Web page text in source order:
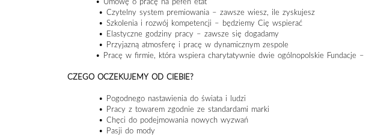
• Umowę o pracę na pełen etat
• Czytelny system premiowania – zawsze wiesz, ile zyskujesz
• Szkolenia i rozwój kompetencji – będziemy Cię wspierać
• Elastyczne godziny pracy – zawsze się dogadamy
• Przyjazną atmosferę i pracę w dynamicznym zespole
• Pracę w firmie, która wspiera charytatywnie dwie ogólnopolskie Fundacje –
CZEGO OCZEKUJEMY OD CIEBIE?
• Pogodnego nastawienia do świata i ludzi
• Pracy z towarem zgodnie ze standardami marki
• Chęci do podejmowania nowych wyzwań
• Pasji do mody